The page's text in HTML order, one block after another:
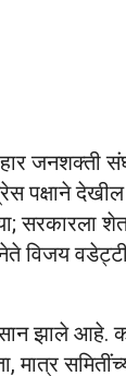
जनशक्ती
देखील
सरकारला
झाले आहे.
मात्र